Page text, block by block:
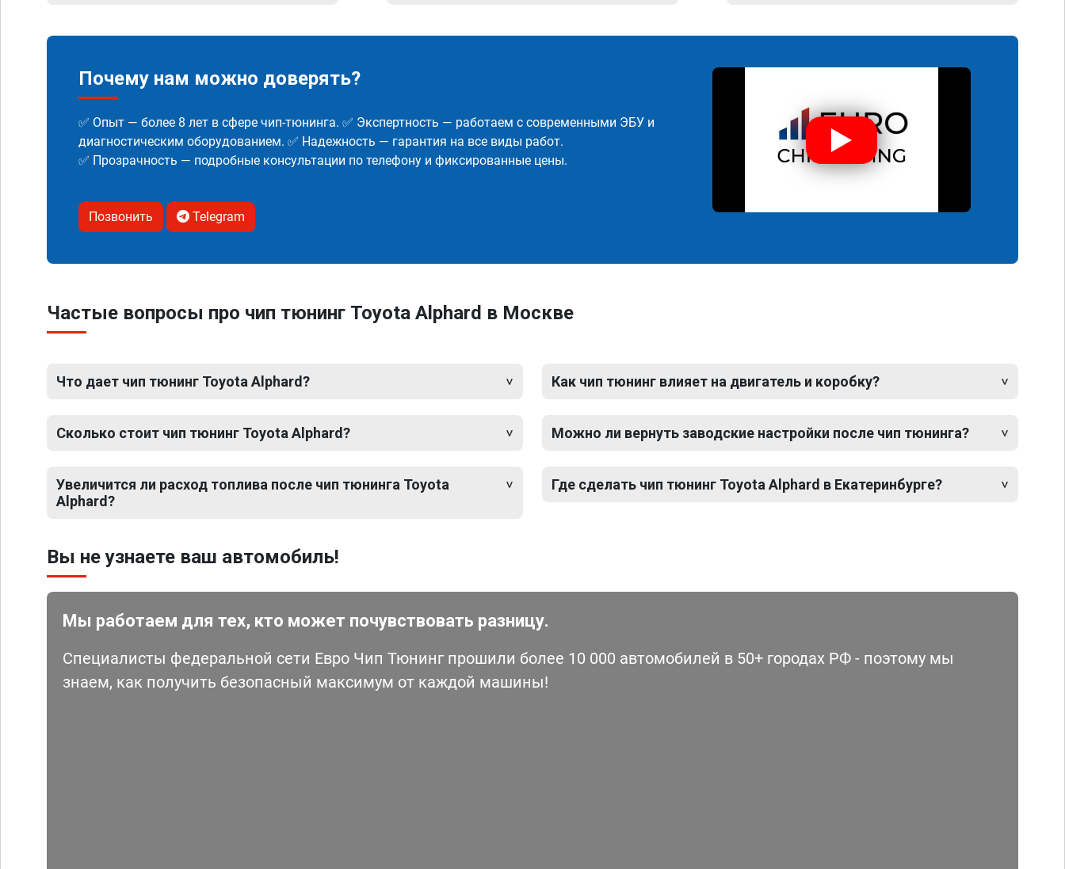
Почему нам можно доверять?
✅ Опыт — более 8 лет в сфере чип-тюнинга. ✅ Экспертность — работаем с современными ЭБУ и
диагностическим оборудованием. ✅ Надежность — гарантия на все виды работ.
✅ Прозрачность — подробные консультации по телефону и фиксированные цены.
Позвонить Telegram
Частые вопросы про чип тюнинг Toyota Alphard в Москве
Что дает чип тюнинг Toyota Alphard?
Сколько стоит чип тюнинг Toyota Alphard?
Увеличится ли расход топлива после чип тюнинга Toyota
Alphard?
Как чип тюнинг влияет на двигатель и коробку?
Можно ли вернуть заводские настройки после чип тюнинга?
Где сделать чип тюнинг Toyota Alphard в Екатеринбурге?
Вы не узнаете ваш автомобиль!
Мы работаем для тех, кто может почувствовать разницу.
Специалисты федеральной сети Евро Чип Тюнинг прошили более 10 000 автомобилей в 50+ городах РФ - поэтому мы
знаем, как получить безопасный максимум от каждой машины!